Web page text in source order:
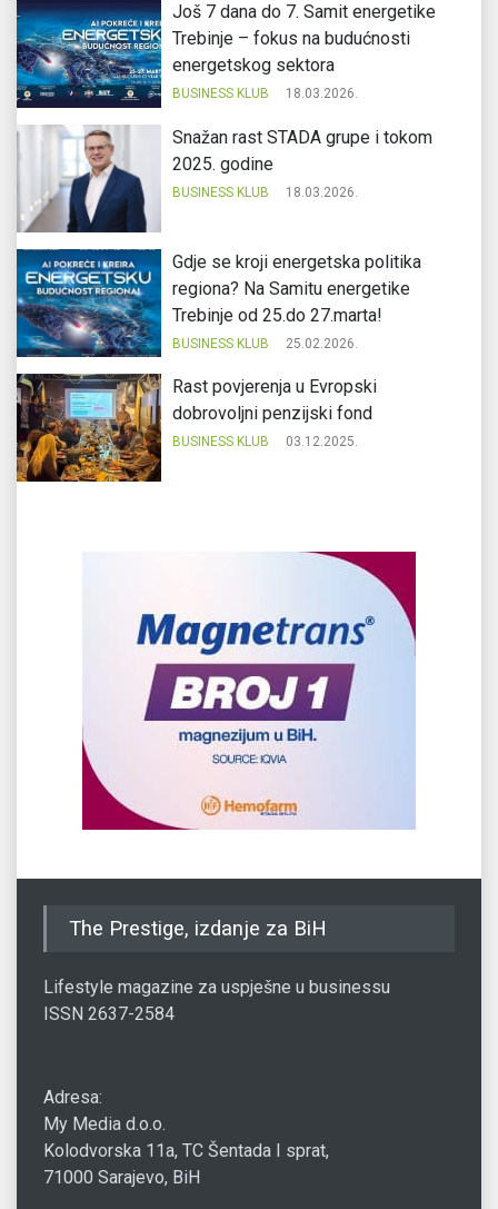
Još 7 dana do 7. Samit energetike
Trebinje – fokus na budućnosti
energetskog sektora
BUSINESS KLUB 18.03.2026.
Snažan rast STADA grupe i tokom
2025. godine
BUSINESS KLUB 18.03.2026.
Gdje se kroji energetska politika
regiona? Na Samitu energetike
Trebinje od 25.do 27.marta!
BUSINESS KLUB 25.02.2026.
Rast povjerenja u Evropski
dobrovoljni penzijski fond
BUSINESS KLUB 03.12.2025.
The Prestige, izdanje za BiH
Lifestyle magazine za uspješne u businessu
ISSN 2637-2584
Adresa:
My Media d.o.o.
Kolodvorska 11a, TC Šentada I sprat,
71000 Sarajevo, BiH